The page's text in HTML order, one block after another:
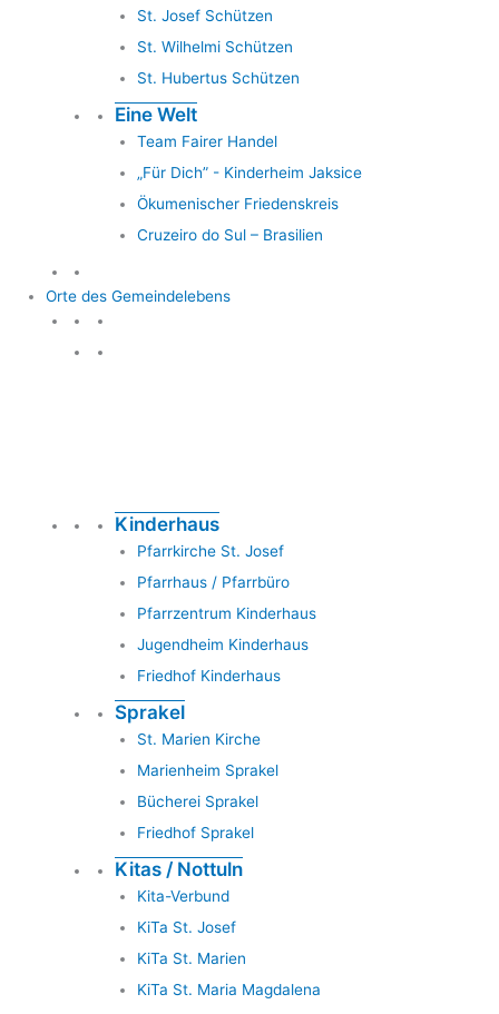
St. Josef Schützen
St. Wilhelmi Schützen
St. Hubertus Schützen
Eine Welt
Team Fairer Handel
„Für Dich” - Kinderheim Jaksice
Ökumenischer Friedenskreis
Cruzeiro do Sul – Brasilien
Orte des Gemeindelebens
Kinderhaus
Pfarrkirche St. Josef
Pfarrhaus / Pfarrbüro
Pfarrzentrum Kinderhaus
Jugendheim Kinderhaus
Friedhof Kinderhaus
Sprakel
St. Marien Kirche
Marienheim Sprakel
Bücherei Sprakel
Friedhof Sprakel
Kitas / Nottuln
Kita-Verbund
KiTa St. Josef
KiTa St. Marien
KiTa St. Maria Magdalena